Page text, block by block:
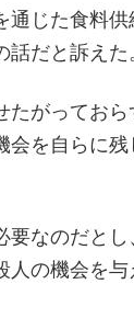
通じた食料
だと訴えた
たがっておら
会を自らに
要なのだとし
人の機会を与